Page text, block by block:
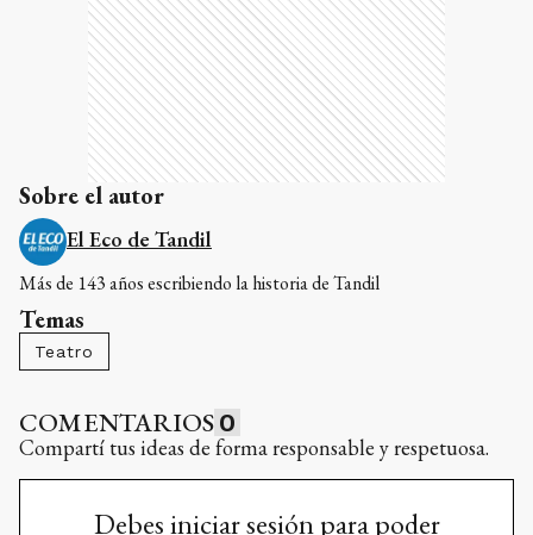
Sobre el autor
El Eco de Tandil
Más de 143 años escribiendo la historia de Tandil
Temas
Teatro
COMENTARIOS 0
Compartí tus ideas de forma responsable y respetuosa.
Debes iniciar sesión para poder